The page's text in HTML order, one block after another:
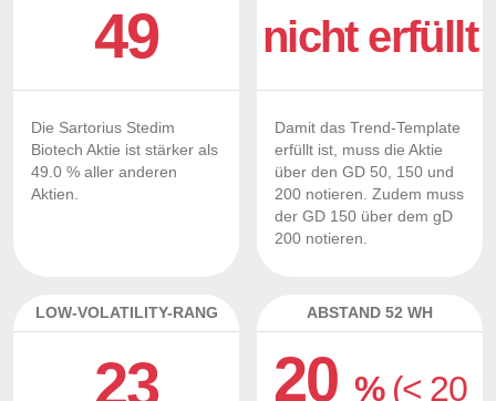
49
Die Sartorius Stedim
Biotech Aktie ist stärker als
49.0 % aller anderen
Aktien.
nicht erfüllt
Damit das Trend-Template
erfüllt ist, muss die Aktie
über den GD 50, 150 und
200 notieren. Zudem muss
der GD 150 über dem gD
200 notieren.
LOW-VOLATILITY-RANG
23
ABSTAND 52 WH
20% (< 20